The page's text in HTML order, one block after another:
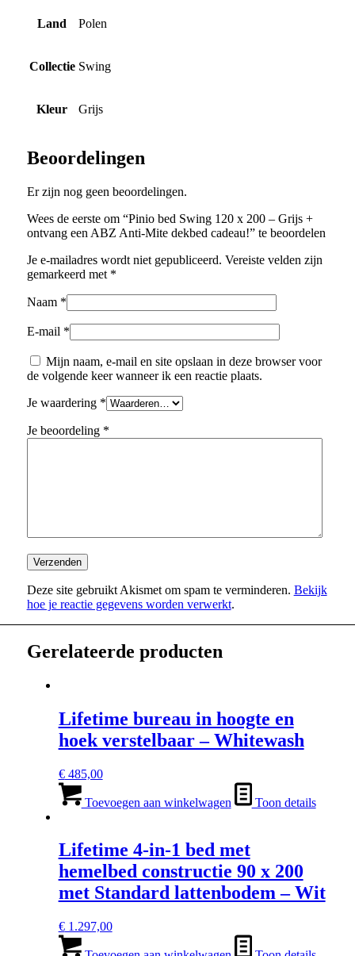
Land Polen
Collectie Swing
Kleur Grijs
Beoordelingen
Er zijn nog geen beoordelingen.
Wees de eerste om “Pinio bed Swing 120 x 200 – Grijs +
ontvang een ABZ Anti-Mite dekbed cadeau!” te beoordelen
Je e-mailadres wordt niet gepubliceerd. Vereiste velden zijn
gemarkeerd met *
Naam *
E-mail *
Mijn naam, e-mail en site opslaan in deze browser voor
de volgende keer wanneer ik een reactie plaats.
Je waardering *
Je beoordeling *
Deze site gebruikt Akismet om spam te verminderen. Bekijk
hoe je reactie gegevens worden verwerkt.
Gerelateerde producten
Lifetime bureau in hoogte en
hoek verstelbaar – Whitewash
€485,00
Toevoegen aan winkelwagen Toon details
Lifetime 4-in-1 bed met
hemelbed constructie 90 x 200
met Standard lattenbodem – Wit
€1.297,00